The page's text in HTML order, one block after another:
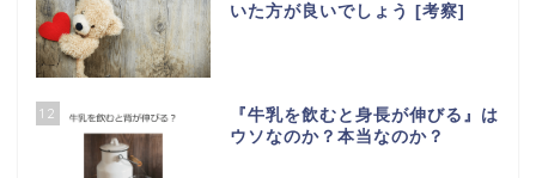
いた方が良いでしょう [考察]
12
『牛乳を飲むと身長が伸びる』は
ウソなのか？本当なのか？